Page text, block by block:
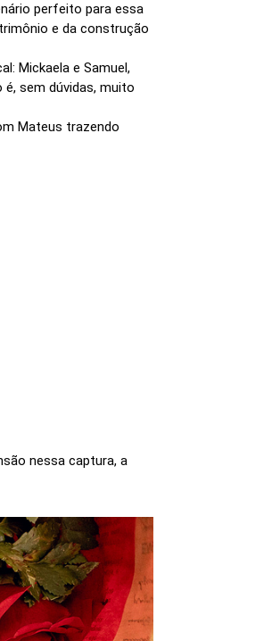
perfeito para essa
e da construção
Mickaela e Samuel,
sem dúvidas, muito
Mateus trazendo
nessa captura, a